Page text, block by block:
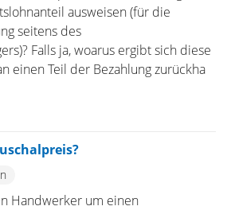
ausweisen (für die
seitens des
Falls ja, woarus ergibt sich diese
einen Teil der Bezahlung zurückha
Handwerker um einen